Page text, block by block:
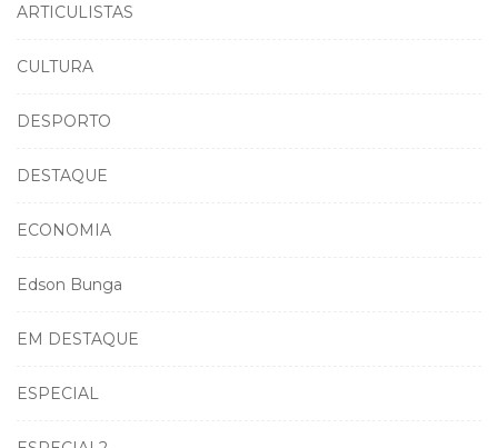
ARTICULISTAS
CULTURA
DESPORTO
DESTAQUE
ECONOMIA
Edson Bunga
EM DESTAQUE
ESPECIAL